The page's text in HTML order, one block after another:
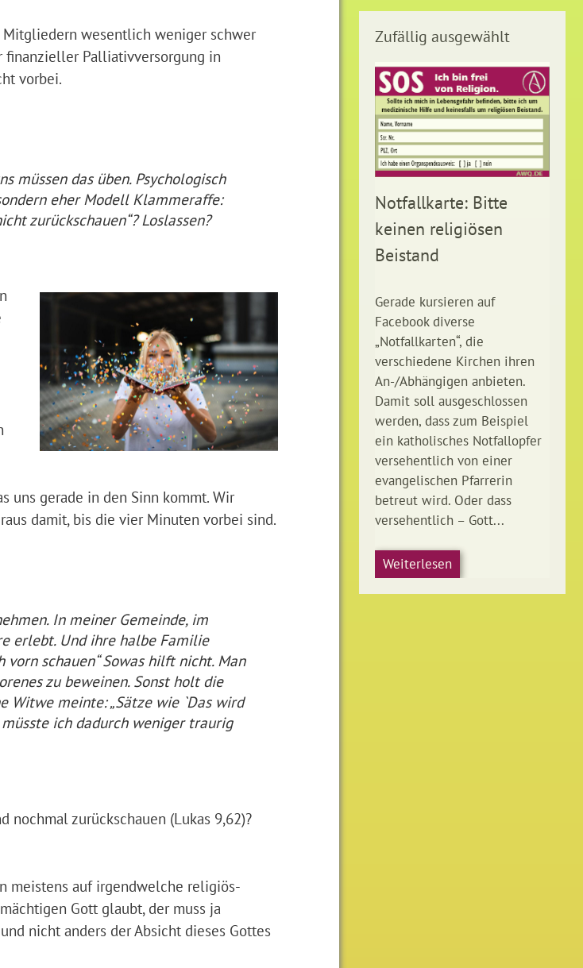
wesentlich weniger schwer
Palliativversorgung in
vorbei.
müssen das üben. Psychologisch
eher Modell Klammeraffe:
zurückschauen“? Loslassen?
uns gerade in den Sinn kommt. Wir
damit, bis die vier Minuten vorbei sind.
In meiner Gemeinde, im
erlebt. Und ihre halbe Familie
schauen“ Sowas hilft nicht. Man
zu beweinen. Sonst holt die
Witwe meinte: „Sätze wie `Das wird
ich dadurch weniger traurig
zurückschauen (Lukas 9,62)?
meistens auf irgendwelche religiös-
Gott glaubt, der muss ja
nicht anders der Absicht dieses Gottes
Zufällig ausgewählt
Notfallkarte: Bitte
keinen religiösen
Beistand
Gerade kursieren auf
Facebook diverse
„Notfallkarten“, die
verschiedene Kirchen ihren
An-/Abhängigen anbieten.
Damit soll ausgeschlossen
werden, dass zum Beispiel
ein katholisches Notfallopfer
versehentlich von einer
evangelischen Pfarrerin
betreut wird. Oder dass
versehentlich – Gott...
Weiterlesen